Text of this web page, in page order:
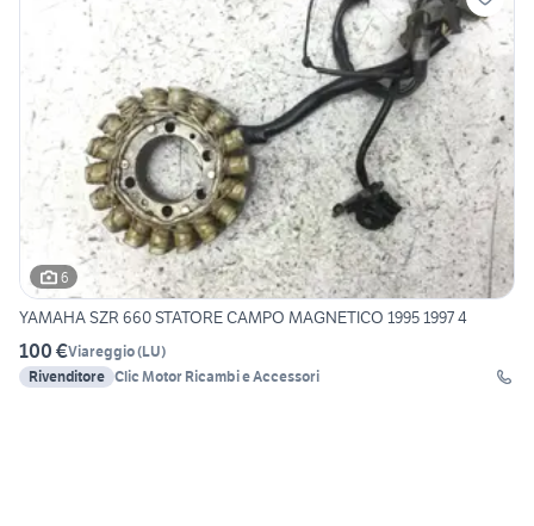
6
YAMAHA SZR 660 STATORE CAMPO MAGNETICO 1995 1997 4
100 €Viareggio(LU)
Rivenditore Clic Motor Ricambi e Accessori